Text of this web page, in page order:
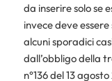
da inserire solo se
invece deve
alcuni sporadici
dall’obbligo della
n°136 del 13